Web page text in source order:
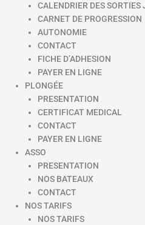
CALENDRIER DES
CARNET DE PROGRESSION
AUTONOMIE
CONTACT
FICHE D’ADHESION
PAYER EN LIGNE
PLONGÉE
PRESENTATION
CERTIFICAT MEDICAL
CONTACT
PAYER EN LIGNE
ASSO
PRESENTATION
NOS BATEAUX
CONTACT
NOS TARIFS
NOS TARIFS